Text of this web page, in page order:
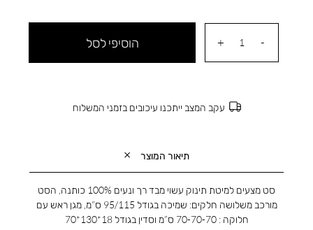
הוסיפי לסל
עקב המצב ייתכנו עיכובים בזמני המשלוח
תיאור המוצר
סט מצעים למיטת תינוק עשוי מבד רך ונעים 100% כותנה, הסט
מורכב משלושה חלקים: שמיכה בגודל 95/115 ס”מ, מגן ראש עם
חלוקה : 70-70-70 ס”מ וסדין בגודל 18*130*70